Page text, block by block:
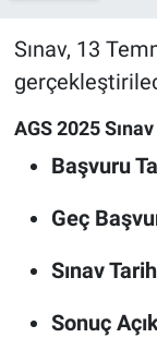
Sınav, 13
AGS 2025
Başvuru
Geç
Sınav
Sonuç